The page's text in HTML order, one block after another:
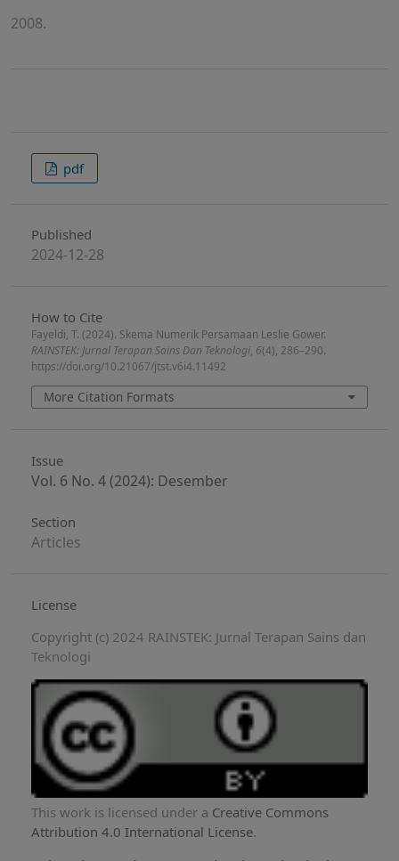
2008.
pdf
Published
2024-12-28
How to Cite
Fayeldi, T. (2024). Skema Numerik Persamaan Leslie Gower.
RAINSTEK: Jurnal Terapan Sains Dan Teknologi, 6(4), 286–290.
https://doi.org/10.21067/jtst.v6i4.11492
More Citation Formats
Issue
Vol. 6 No. 4 (2024): Desember
Section
Articles
License
Copyright (c) 2024 RAINSTEK: Jurnal Terapan Sains dan
Teknologi
This work is licensed under a Creative Commons
Attribution 4.0 International License.